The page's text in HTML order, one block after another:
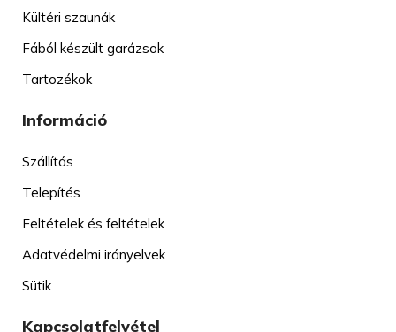
Kültéri szaunák
Fából készült garázsok
Tartozékok
Információ
Szállítás
Telepítés
Feltételek és feltételek
Adatvédelmi irányelvek
Sütik
Kapcsolatfelvétel